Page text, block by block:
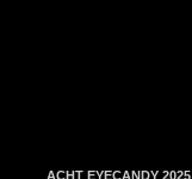
ACHT EYECANDY 2025